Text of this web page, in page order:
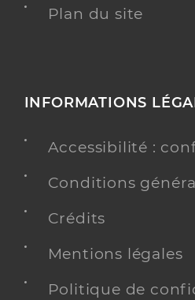
Plan du site
INFORMATIONS
Accessibilité :
Conditions
Crédits
Mentions légales
Politique de